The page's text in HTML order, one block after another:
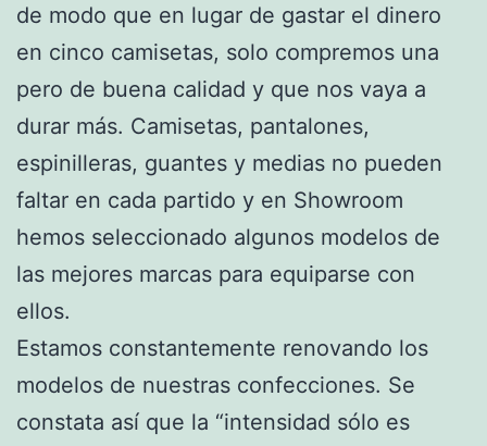
de modo que en lugar de gastar el dinero
en cinco camisetas, solo compremos una
pero de buena calidad y que nos vaya a
durar más. Camisetas, pantalones,
espinilleras, guantes y medias no pueden
faltar en cada partido y en Showroom
hemos seleccionado algunos modelos de
las mejores marcas para equiparse con
ellos.
Estamos constantemente renovando los
modelos de nuestras confecciones. Se
constata así que la “intensidad sólo es